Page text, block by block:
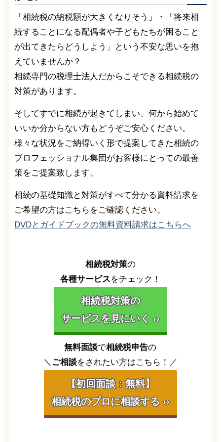
「相続税の納税額が大きくなりそう」・「将来相
続することになる配偶者や子どもたちが困ること
が出てきたらどうしよう」という不安な思いを抱
えていませんか？
相続専門の税理士法人だからこそできる相続税の
対策があります。
そしてすでに相続が起きてしまい、何から始めて
いいか分からない方もどうぞご安心ください。
様々な状況をご納得いく形で提案してきた相続の
プロフェッショナル集団がお客様にとっての最善
策をご提案致します。
相続の基礎知識と対策がすべて分かる資料請求を
ご希望の方はこちらをご確認ください。
DVDとガイドブックの無料資料請求はこちらへ
相続税対策の
各種サービスをチェック！
相続税対策の
サービスを見にいく ››
無料面談で相続税申告の
＼ ご相談をされたい方はこちら！／
【初回面談：無料】
相続税のプロに相談する ››